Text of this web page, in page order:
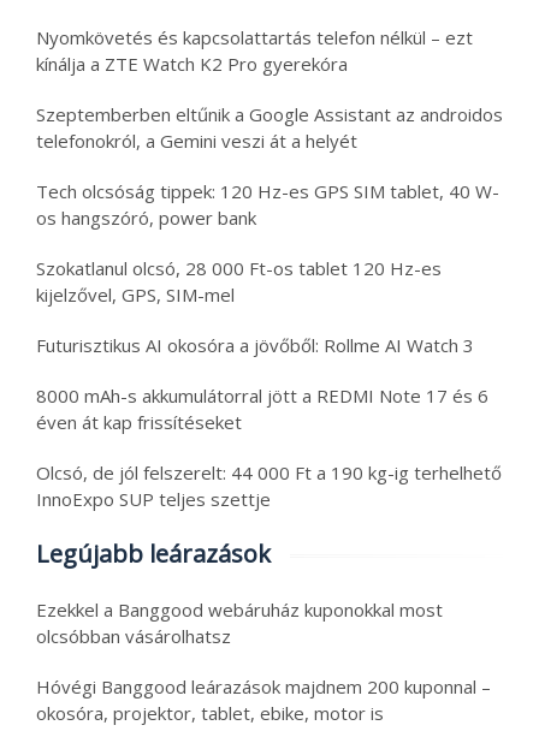
Nyomkövetés és kapcsolattartás telefon nélkül – ezt
kínálja a ZTE Watch K2 Pro gyerekóra
Szeptemberben eltűnik a Google Assistant az androidos
telefonokról, a Gemini veszi át a helyét
Tech olcsóság tippek: 120 Hz-es GPS SIM tablet, 40 W-
os hangszóró, power bank
Szokatlanul olcsó, 28 000 Ft-os tablet 120 Hz-es
kijelzővel, GPS, SIM-mel
Futurisztikus AI okosóra a jövőből: Rollme AI Watch 3
8000 mAh-s akkumulátorral jött a REDMI Note 17 és 6
éven át kap frissítéseket
Olcsó, de jól felszerelt: 44 000 Ft a 190 kg-ig terhelhető
InnoExpo SUP teljes szettje
Legújabb leárazások
Ezekkel a Banggood webáruház kuponokkal most
olcsóbban vásárolhatsz
Hóvégi Banggood leárazások majdnem 200 kuponnal –
okosóra, projektor, tablet, ebike, motor is